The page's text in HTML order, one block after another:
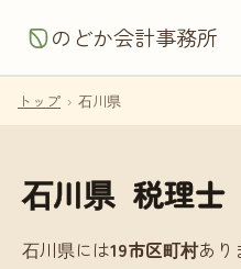
のどか会計事務所
トップ › 石川県
石川県 税理士
石川県には19市区町村あり